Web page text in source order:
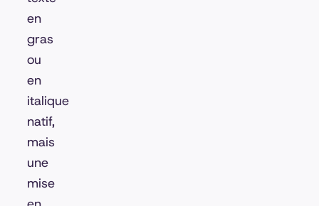
en
gras
ou
en
italique
natif,
mais
une
mise